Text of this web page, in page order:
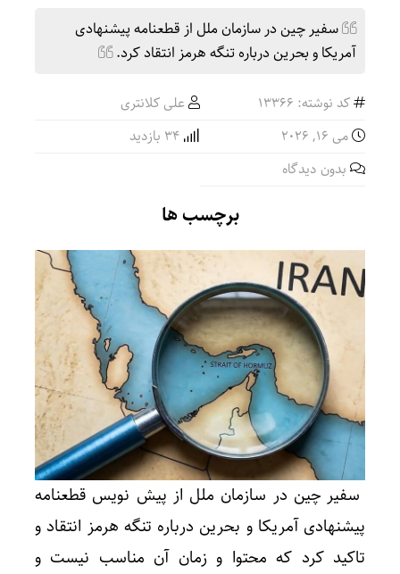
سفیر چین در سازمان ملل از قطعنامه پیشنهادی
آمریکا و بحرین درباره تنگه هرمز انتقاد کرد.
کد نوشته: 13366
علی کلانتری
می 16, 2026
بدون دیدگاه
برچسب ها
سفیر چین در سازمان ملل از پیش نویس قطعنامه
پیشنهادی آمریکا و بحرین درباره تنگه هرمز انتقاد و
تاکید کرد که محتوا و زمان آن مناسب نیست و